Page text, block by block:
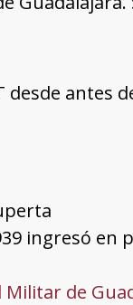
desde antes
ingresó en
de